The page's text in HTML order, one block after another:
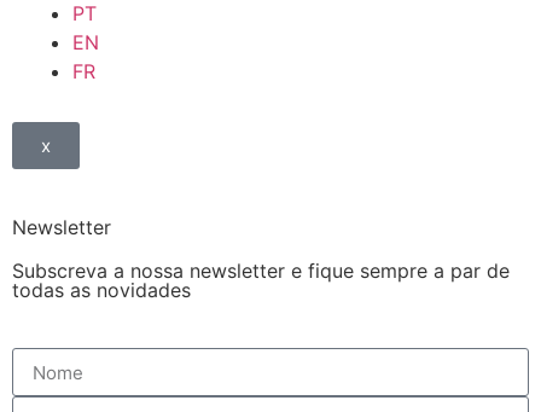
PT
EN
FR
x
Newsletter
Subscreva a nossa newsletter e fique sempre a par de
todas as novidades